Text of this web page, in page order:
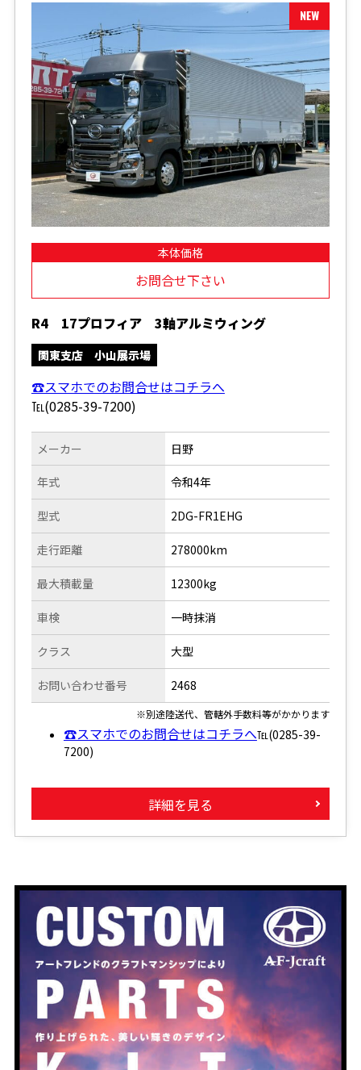
本体価格
お問合せ下さい
R4 17プロフィア 3軸アルミウィング
関東支店 小山展示場
☎スマホでのお問合せはコチラへ
℡(0285-39-7200)
メーカー
年式
型式
走行距離
日野
令和4年
2DG-FR1EHG
278000km
最大積載量
車検
クラス
お問い合わせ番号
12300kg
一時抹消
大型
2468
※別途陸送代、管轄外手数料等がかかります
☎スマホでのお問合せはコチラへ℡(0285-39-
7200)
詳細を見る